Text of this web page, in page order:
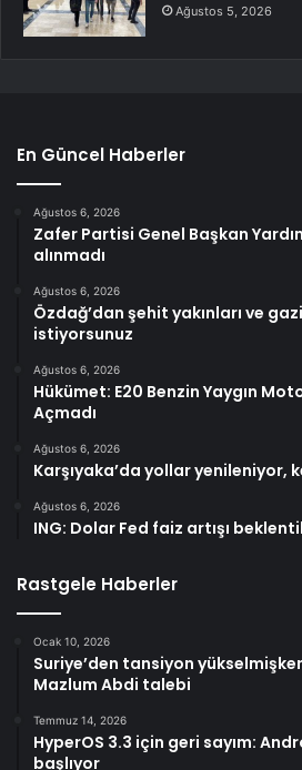
Ağustos 5, 2026
En Güncel Haberler
Ağustos 6, 2026
Zafer Partisi Genel Başkan
alınmadı
Ağustos 6, 2026
Özdağ’dan şehit yakınları ve
istiyorsunuz
Ağustos 6, 2026
Hükümet: E20 Benzin Yaygın
Açmadı
Ağustos 6, 2026
Karşıyaka’da yollar yenileniyor,
Ağustos 6, 2026
ING: Dolar Fed faiz artışı
Rastgele Haberler
Ocak 10, 2026
Suriye’den tansiyon
Mazlum Abdi talebi
Temmuz 14, 2026
HyperOS 3.3 için geri sayım:
başlıyor